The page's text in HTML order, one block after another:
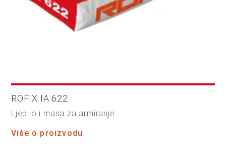
RÖFIX IA 622
Ljepilo i masa za armiranje
Više o proizvodu